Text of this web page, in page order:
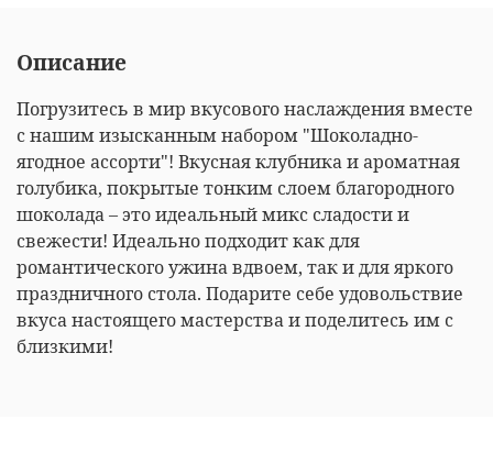
Описание
Погрузитесь в мир вкусового наслаждения вместе
с нашим изысканным набором "Шоколадно-
ягодное ассорти"! Вкусная клубника и ароматная
голубика, покрытые тонким слоем благородного
шоколада – это идеальный микс сладости и
свежести! Идеально подходит как для
романтического ужина вдвоем, так и для яркого
праздничного стола. Подарите себе удовольствие
вкуса настоящего мастерства и поделитесь им с
близкими!